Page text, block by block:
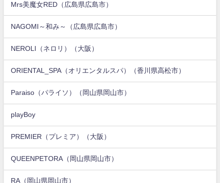
Mrs美魔女RED（広島県広島市）
NAGOMI～和み～（広島県広島市）
NEROLI（ネロリ）（大阪）
ORIENTAL_SPA（オリエンタルスパ）（香川県高松市）
Paraiso（パライソ）（岡山県岡山市）
playBoy
PREMIER（プレミア）（大阪）
QUEENPETORA（岡山県岡山市）
RA（岡山県岡山市）